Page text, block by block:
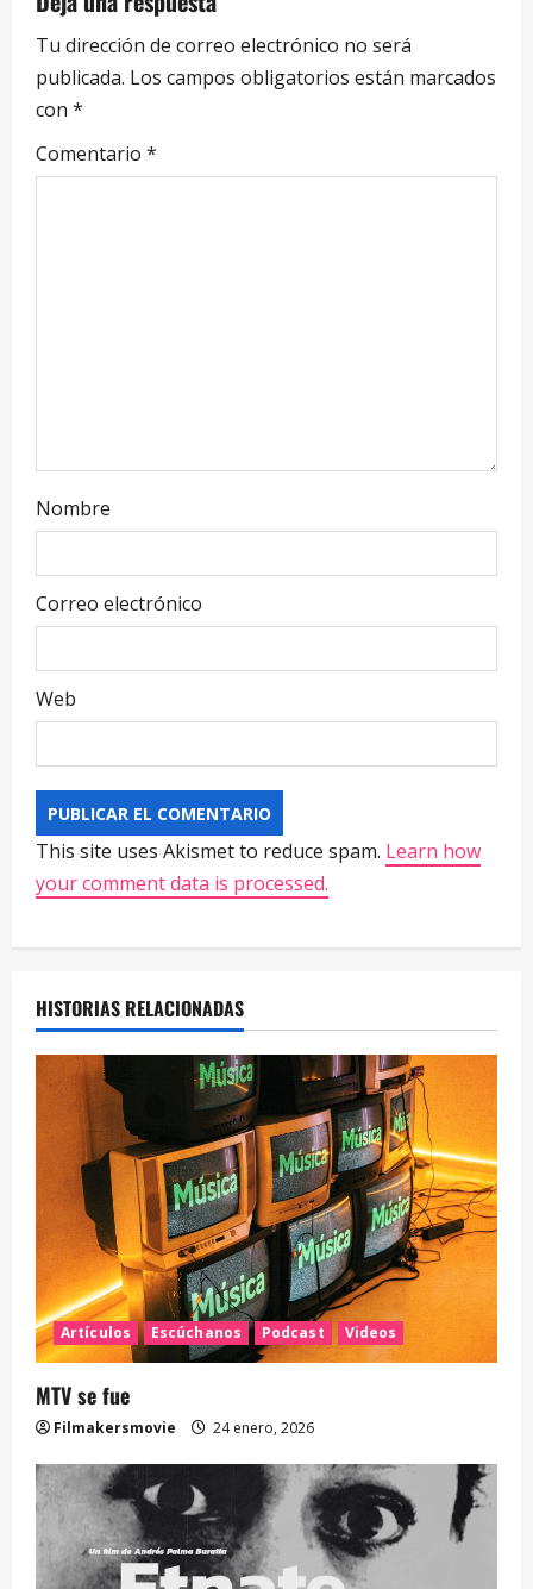
Tu dirección de correo electrónico no será
publicada. Los campos obligatorios están marcados
con *
Comentario *
Nombre
Correo electrónico
Web
This site uses Akismet to reduce spam. Learn how
your comment data is processed.
HISTORIAS RELACIONADAS
Artículos Escúchanos Podcast Videos
MTV se fue
Filmakersmovie 24 enero, 2026